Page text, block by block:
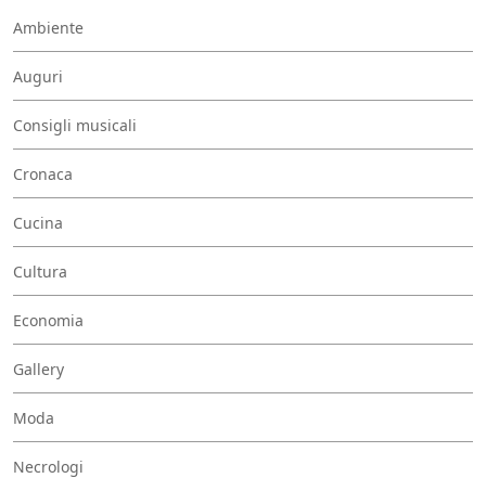
Ambiente
Auguri
Consigli musicali
Cronaca
Cucina
Cultura
Economia
Gallery
Moda
Necrologi